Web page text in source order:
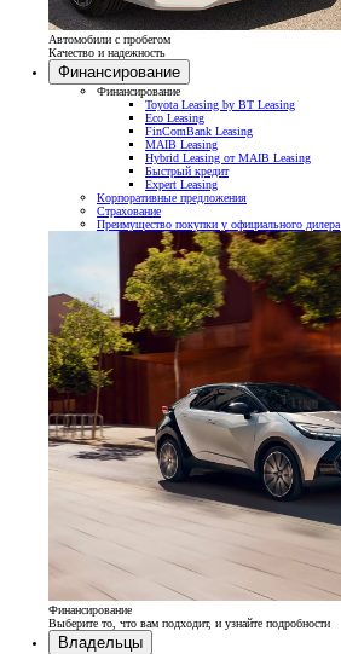
Автомобили с пробегом
Качество и надежность
Финансирование
Финансирование
Toyota Leasing by BT Leasing
Eco Leasing
FinComBank Leasing
MAIB Leasing
Hybrid Leasing от MAIB Leasing
Быстрый кредит
Expert Leasing
Корпоративные предложения
Страхование
Преимущество покупки у официального дилера
Финансирование
Выберите то, что вам подходит, и узнайте подробности
Владельцы